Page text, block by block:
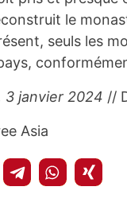
le
seuls les
3 janvier 2024 //
Asia